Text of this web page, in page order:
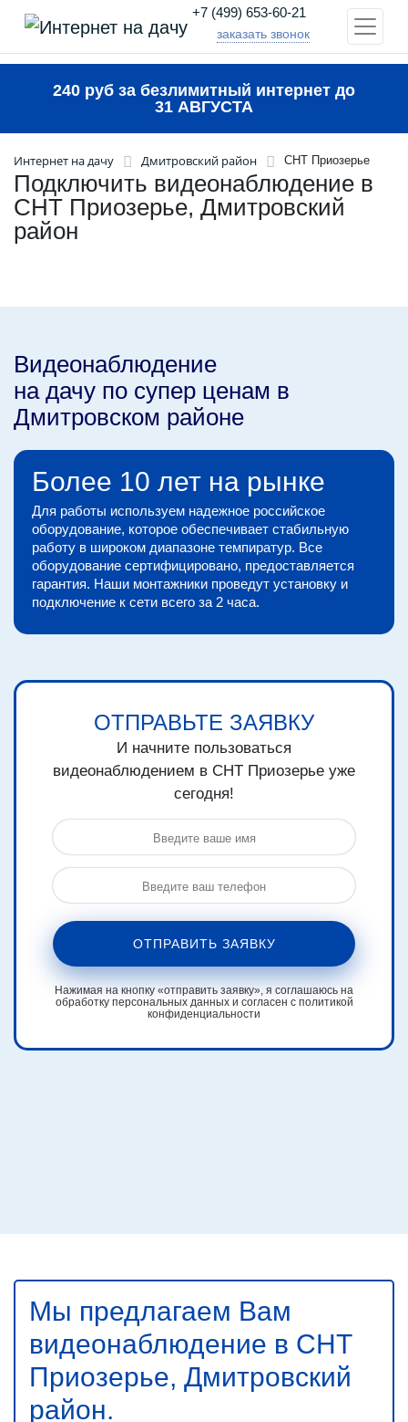
+7 (499) 653-60-21
заказать звонок
240 руб за безлимитный интернет до
31 АВГУСТА
Интернет на дачу Дмитровский район СНТ Приозерье
Подключить видеонаблюдение в
СНТ Приозерье, Дмитровский
район
Видеонаблюдение
на дачу по супер ценам в
Дмитровском районе
Более 10 лет на рынке
Для работы используем надежное российское
оборудование, которое обеспечивает стабильную
работу в широком диапазоне темпиратур. Все
оборудование сертифицировано, предоставляется
гарантия. Наши монтажники проведут установку и
подключение к сети всего за 2 часа.
ОТПРАВЬТЕ ЗАЯВКУ
И начните пользоваться
видеонаблюдением в СНТ Приозерье уже
сегодня!
ОТПРАВИТЬ ЗАЯВКУ
Нажимая на кнопку «отправить заявку», я соглашаюсь на
обработку персональных данных и согласен с политикой
конфиденциальности
Мы предлагаем Вам
видеонаблюдение в СНТ
Приозерье, Дмитровский
район.